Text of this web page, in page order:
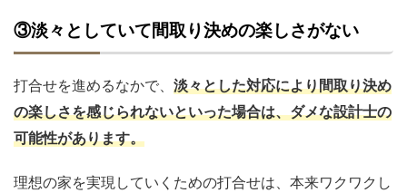
③淡々としていて間取り決めの楽しさがない
打合せを進めるなかで、 淡々とした対応により間取り決め
の楽しさを感じられないといった場合は、ダメな設計士の
可能性があります。
理想の家を実現していくための打合せは、本来ワクワクし